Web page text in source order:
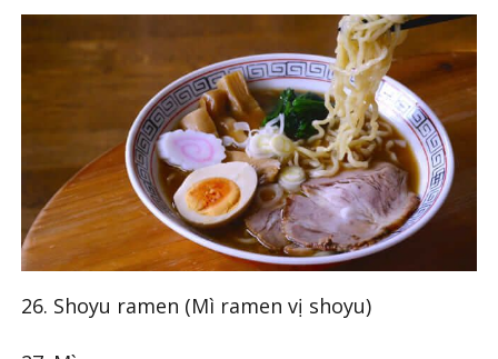
26. Shoyu ramen (Mì ramen vị shoyu)